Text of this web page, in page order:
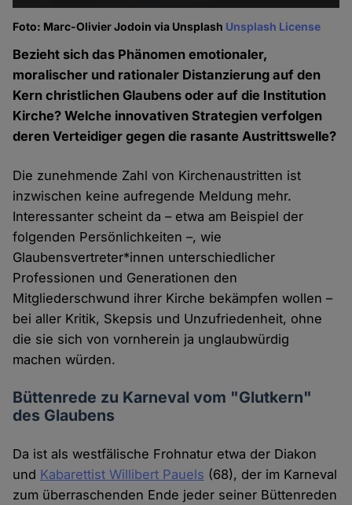
Foto: Marc-Olivier Jodoin via Unsplash Unsplash License
Bezieht sich das Phänomen emotionaler,
moralischer und rationaler Distanzierung auf den
Kern christlichen Glaubens oder auf die Institution
Kirche? Welche innovativen Strategien verfolgen
deren Verteidiger gegen die rasante Austrittswelle?
Die zunehmende Zahl von Kirchenaustritten ist
inzwischen keine aufregende Meldung mehr.
Interessanter scheint da – etwa am Beispiel der
folgenden Persönlichkeiten –, wie
Glaubensvertreter*innen unterschiedlicher
Professionen und Generationen den
Mitgliederschwund ihrer Kirche bekämpfen wollen –
bei aller Kritik, Skepsis und Unzufriedenheit, ohne
die sie sich von vornherein ja unglaubwürdig
machen würden.
Büttenrede zu Karneval vom "Glutkern"
des Glaubens
Da ist als westfälische Frohnatur etwa der Diakon
und Kabarettist Willibert Pauels (68), der im Karneval
zum überraschenden Ende jeder seiner Büttenreden